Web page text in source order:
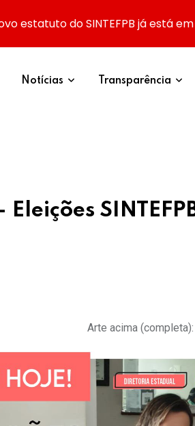
Notícias Transparência
Eleições
Arte acima (completa):
estatuto do SINTEFPB já está